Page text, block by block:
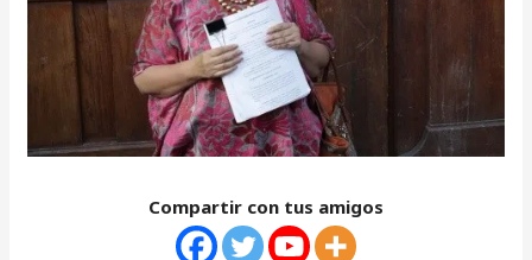
Compartir con tus amigos